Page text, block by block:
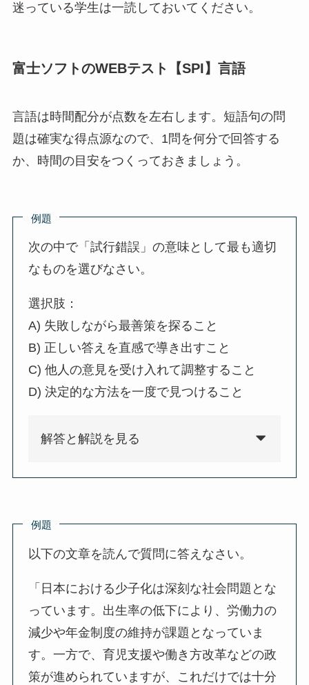
迷っている学生は一読しておいてください。
富士ソフトのWEBテスト【SPI】言語
言語は時間配分が点数を左右します。短語句の問
題は確実な得点源なので、1問を何分で回答する
か、時間の目安をつくっておきましょう。
例題
次の中で「試行錯誤」の意味として最も適切
なものを選びなさい。
選択肢：
A) 失敗しながら最善策を探ること
B) 正しい答えを直感で導き出すこと
C) 他人の意見を受け入れて調整すること
D) 決定的な方法を一度で見つけること
解答と解説を見る
例題
以下の文章を読んで質問に答えなさい。
「日本における少子化は深刻な社会問題とな
っています。出生率の低下により、労働力の
減少や年金制度の維持が課題となっていま
す。一方で、育児支援や働き方改革などの政
策が進められていますが、これだけでは十分